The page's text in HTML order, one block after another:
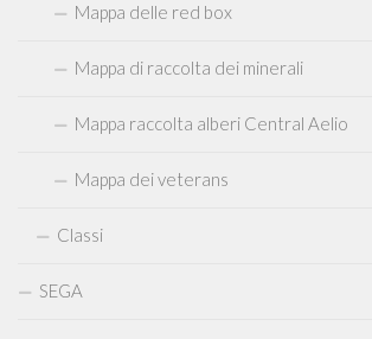
Mappa delle red box
Mappa di raccolta dei minerali
Mappa raccolta alberi Central Aelio
Mappa dei veterans
Classi
SEGA